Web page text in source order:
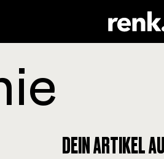
DEIN ARTIKEL